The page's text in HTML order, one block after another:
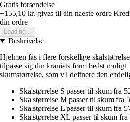
Gratis forsendelse
+155,10 kr. gives til din naeste ordre
din ordre
Loading...
Beskrivelse
Hjelmen fås i flere forskellige
tilpasse sig din kraniets form bedst
skumstørrelse, som vil definere den
Skalstørrelse S passer til skum fra
Skalstørrelse M passer til skum fra
Skalstørrelse L passer til skum fra
Skalstørrelse XL passer til skum